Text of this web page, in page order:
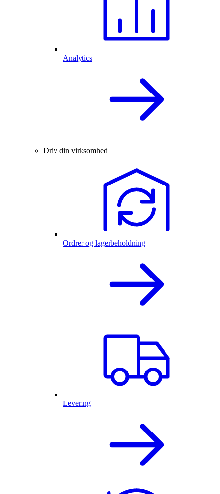
Analytics
Driv din virksomhed
Ordrer og lagerbeholdning
Levering